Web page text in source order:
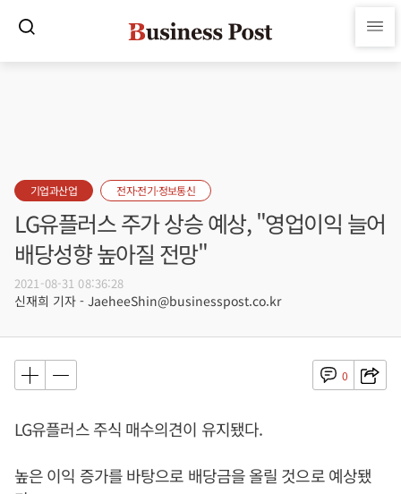
기업과산업 전자·전기·정보통신
LG유플러스 주가 상승 예상, "영업이익 늘어
배당성향 높아질 전망"
2021-08-31 08:36:28
신재희 기자 - JaeheeShin@businesspost.co.kr
0
LG유플러스 주식 매수의견이 유지됐다.
높은 이익 증가를 바탕으로 배당금을 올릴 것으로 예상됐